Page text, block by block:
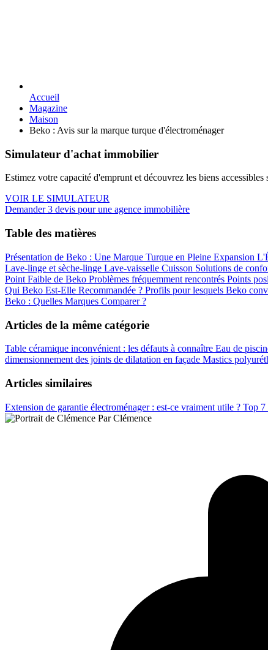
Accueil
Magazine
Maison
Beko : Avis sur la marque turque d'électroménager
Simulateur d'achat immobilier
Estimez votre capacité d'emprunt et découvrez les biens
VOIR LE SIMULATEUR
Demander 3 devis pour une agence immobilière
Table des matières
Présentation de Beko : Une Marque Turque en Pleine Expansion
Lave-linge et sèche-linge Lave-vaisselle Cuisson Solutions de
Point Faible de Beko Problèmes fréquemment rencontrés Points
Qui Beko Est-Elle Recommandée ? Profils pour lesquels Beko
Beko : Quelles Marques Comparer ?
Articles de la même catégorie
Table céramique inconvénient : les défauts à connaître Eau de
dimensionnement des joints de dilatation en façade Mastics
Articles similaires
Extension de garantie électroménager : est-ce vraiment utile ? Top 7
Par Clémence